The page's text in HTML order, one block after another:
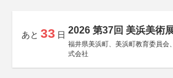
あと 33 日 2026 第37回 美浜美術
福井県美浜町、美浜町教育委員会
式会社